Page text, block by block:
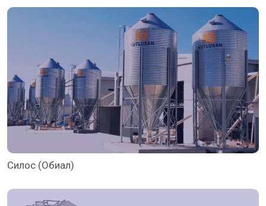
Силос (Обиал)